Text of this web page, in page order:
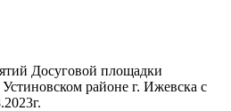
Досуговой площадки
районе г. Ижевска с